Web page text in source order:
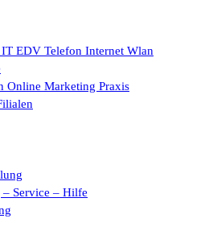
EDV Telefon Internet Wlan
Online Marketing Praxis
Service – Hilfe